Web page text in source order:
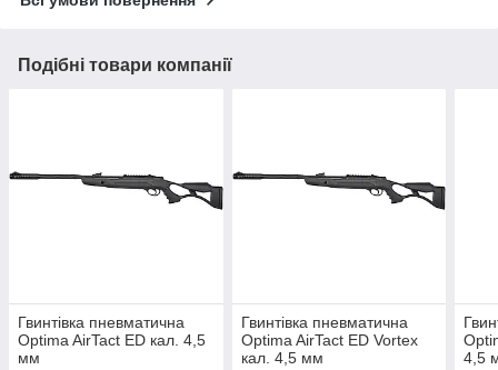
Подібні товари компанії
Гвинтівка пневматична
Optima AirTact ED кал. 4,5
мм
Гвинтівка пневматична
Optima AirTact ED Vortex
кал. 4,5 мм
4,5